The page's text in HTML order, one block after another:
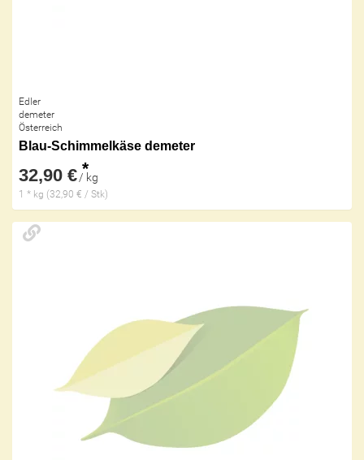
Edler
demeter
Österreich
Blau-Schimmelkäse demeter
32,90 € *
/ kg
1 * kg (32,90 € / Stk)